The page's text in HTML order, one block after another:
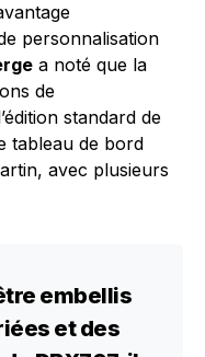
personnalisation
a noté que la
de
standard de
tableau de bord
avec plusieurs
embellis
et des